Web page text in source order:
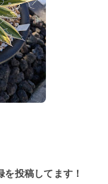
投稿してます！